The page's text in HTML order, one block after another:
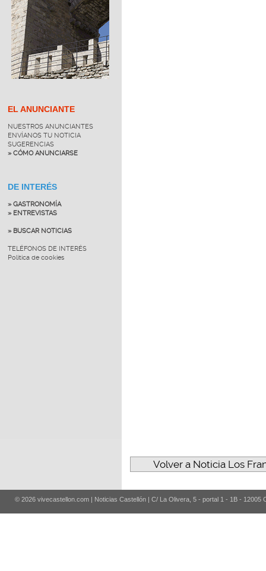
EL ANUNCIANTE
NUESTROS ANUNCIANTES
ENVÍANOS TU NOTICIA
SUGERENCIAS
» CÓMO ANUNCIARSE
DE INTERÉS
» GASTRONOMÍA
» ENTREVISTAS
» BUSCAR NOTICIAS
TELÉFONOS DE INTERÉS
Política de cookies
Volver a Noticia Los
© 2026 vivecastellon.com | Noticias Castellón | C/ La Olivera, 5 - portal 1 - 1B - 12005